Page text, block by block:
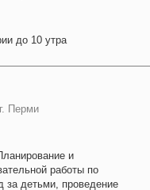
до 10 утра
Перми
и
работы по
детьми, проведение